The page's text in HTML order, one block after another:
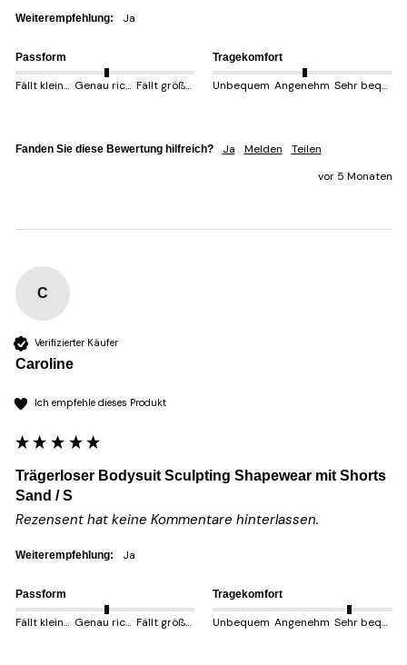
Weiterempfehlung: Ja
Passform
Fällt kleiner aus Genau richtig Fällt größer aus
Tragekomfort
Unbequem Angenehm Sehr bequem
Fanden Sie diese Bewertung hilfreich? Ja Melden
Teilen
vor 5 Monaten
C
Verifizierter Käufer
Caroline
Ich empfehle dieses Produkt
Trägerloser Bodysuit Sculpting Shapewear mit Shorts
Sand / S
Rezensent hat keine Kommentare hinterlassen.
Weiterempfehlung: Ja
Passform
Fällt kleiner aus Genau richtig Fällt größer aus
Tragekomfort
Unbequem Angenehm Sehr bequem